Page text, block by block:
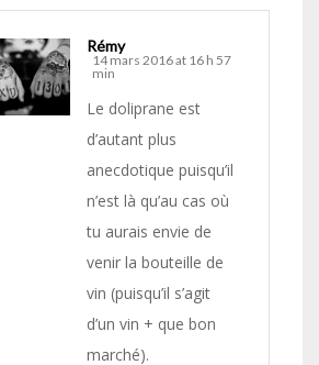
Rémy
14 mars 2016 at 16 h 57
min
Le doliprane est
d’autant plus
anecdotique puisqu’il
n’est là qu’au cas où
tu aurais envie de
venir la bouteille de
vin (puisqu’il s’agit
d’un vin + que bon
marché).